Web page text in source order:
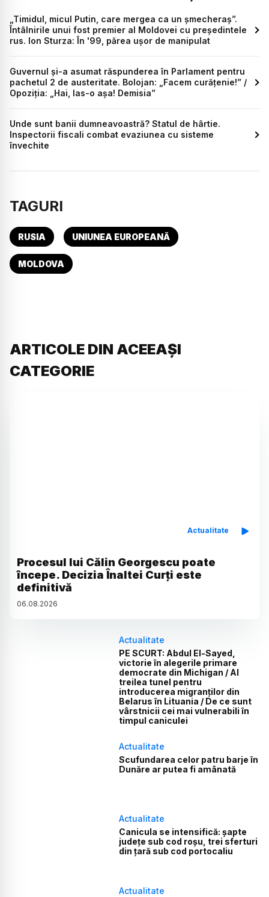
„Timidul, micul Putin, care mergea ca un șmecheraș”.
Întâlnirile unui fost premier al Moldovei cu președintele
rus. Ion Sturza: În '99, părea ușor de manipulat
Guvernul și-a asumat răspunderea în Parlament pentru
pachetul 2 de austeritate. Bolojan: „Facem curățenie!” /
Opoziția: „Hai, las-o așa! Demisia”
Unde sunt banii dumneavoastră? Statul de hârtie.
Inspectorii fiscali combat evaziunea cu sisteme
învechite
TAGURI
RUSIA UNIUNEA EUROPEANĂ
MOLDOVA
ARTICOLE DIN ACEEAȘI
CATEGORIE
Actualitate
Procesul lui Călin Georgescu poate
începe. Decizia Înaltei Curți este
definitivă
06.08.2026
Actualitate
PE SCURT: Abdul El-Sayed,
victorie în alegerile primare
democrate din Michigan / Al
treilea tunel pentru
introducerea migranților din
Belarus în Lituania / De ce sunt
vârstnicii cei mai vulnerabili în
timpul caniculei
Actualitate
Scufundarea celor patru barje în
Dunăre ar putea fi amânată
Actualitate
Canicula se intensifică: șapte
județe sub cod roșu, trei sferturi
din țară sub cod portocaliu
Actualitate